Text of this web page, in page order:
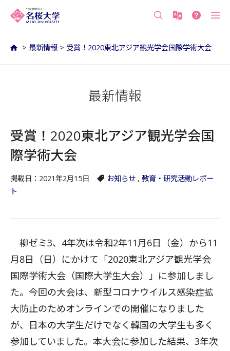
> 最新情報 > 受賞！2020東北アジア観光学会国際学術大会
最新情報
受賞！2020東北アジア観光学会国
際学術大会
掲載日：2021年2月15日 お知らせ , 教育・研究活動レポー
ト
柳ゼミ3、4年次は令和2年11月6日（金）から11
月8日（日）にかけて「2020東北アジア観光学会
国際学術大会（国際大学生大会）」に参加しまし
た。今回の大会は、新型コロナウイルス感染症拡
大防止のためオンラインでの開催になりました
が、日本の大学生だけでなく韓国の大学生も多く
参加していました。本大会に参加した結果、3年次